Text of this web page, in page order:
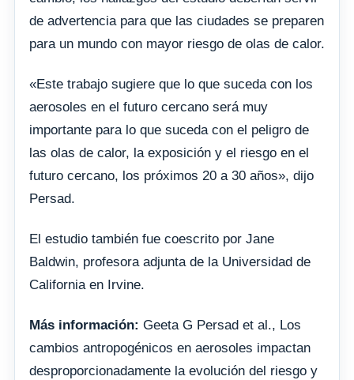
de advertencia para que las ciudades se preparen
para un mundo con mayor riesgo de olas de calor.
«Este trabajo sugiere que lo que suceda con los
aerosoles en el futuro cercano será muy
importante para lo que suceda con el peligro de
las olas de calor, la exposición y el riesgo en el
futuro cercano, los próximos 20 a 30 años», dijo
Persad.
El estudio también fue coescrito por Jane
Baldwin, profesora adjunta de la Universidad de
California en Irvine.
Más información: Geeta G Persad et al., Los
cambios antropogénicos en aerosoles impactan
desproporcionadamente la evolución del riesgo y